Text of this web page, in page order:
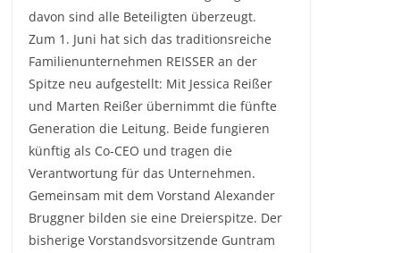
davon sind alle Beteiligten überzeugt.
Zum 1. Juni hat sich das traditionsreiche
Familienunternehmen REISSER an der
Spitze neu aufgestellt: Mit Jessica Reißer
und Marten Reißer übernimmt die fünfte
Generation die Leitung. Beide fungieren
künftig als Co-CEO und tragen die
Verantwortung für das Unternehmen.
Gemeinsam mit dem Vorstand Alexander
Bruggner bilden sie eine Dreierspitze. Der
bisherige Vorstandsvorsitzende Guntram